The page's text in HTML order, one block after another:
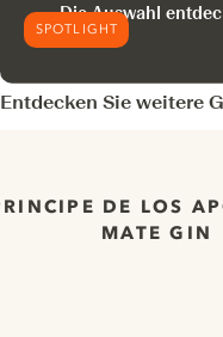
SPOTLIGHT
Die Auswahl
Entdecken Sie weitere
DE LOS
MATE GIN